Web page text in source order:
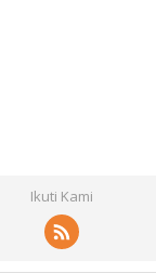
Ikuti Kami